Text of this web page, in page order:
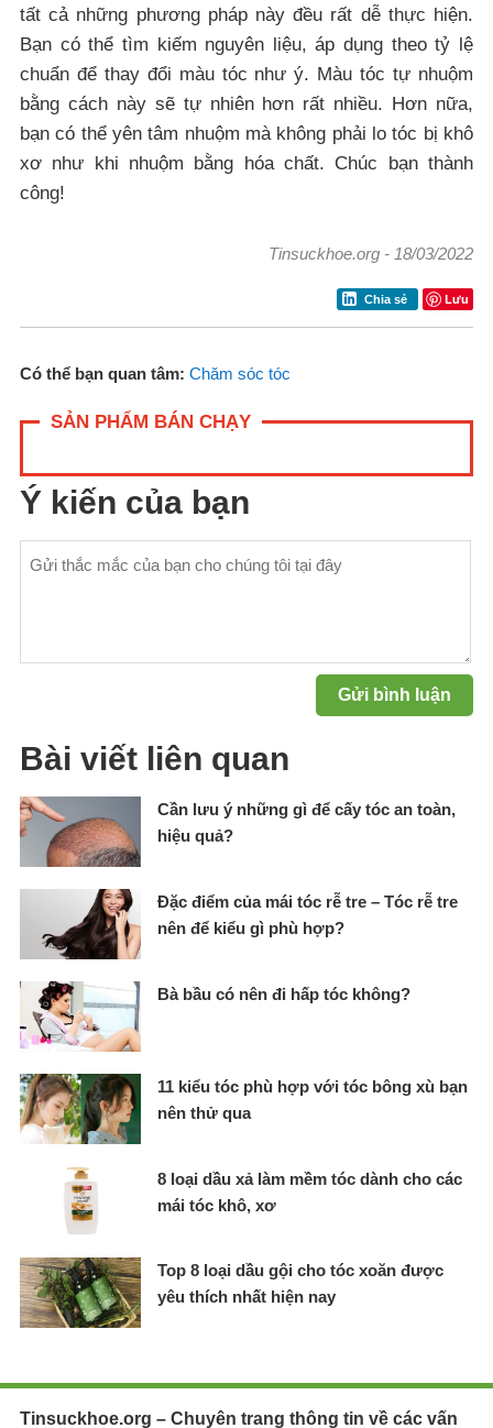
tất cả những phương pháp này đều rất dễ thực hiện.
Bạn có thể tìm kiếm nguyên liệu, áp dụng theo tỷ lệ
chuẩn để thay đổi màu tóc như ý. Màu tóc tự nhuộm
bằng cách này sẽ tự nhiên hơn rất nhiều. Hơn nữa,
bạn có thể yên tâm nhuộm mà không phải lo tóc bị khô
xơ như khi nhuộm bằng hóa chất. Chúc bạn thành
công!
Tinsuckhoe.org - 18/03/2022
Chia sẻ Lưu
Có thể bạn quan tâm: Chăm sóc tóc
SẢN PHẨM BÁN CHẠY
Ý kiến của bạn
Bài viết liên quan
Cần lưu ý những gì để cấy tóc an toàn,
hiệu quả?
Đặc điểm của mái tóc rễ tre – Tóc rễ tre
nên để kiểu gì phù hợp?
Bà bầu có nên đi hấp tóc không?
11 kiểu tóc phù hợp với tóc bông xù bạn
nên thử qua
8 loại dầu xả làm mềm tóc dành cho các
mái tóc khô, xơ
Top 8 loại dầu gội cho tóc xoăn được
yêu thích nhất hiện nay
Tinsuckhoe.org – Chuyên trang thông tin về các vấn